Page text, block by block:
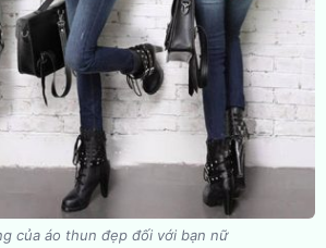
của áo thun đẹp đối với bạn nữ